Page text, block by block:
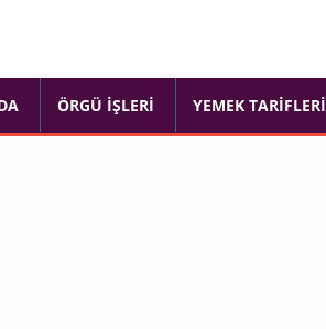
ÖRGÜ İŞLERI YEMEK TARIFLERI